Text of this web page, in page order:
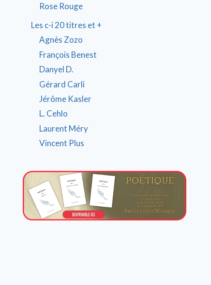
Rose Rouge
Les c-i 20 titres et +
Agnès Zozo
François Benest
Danyel D.
Gérard Carli
Jérôme Kasler
L. Cehlo
Laurent Méry
Vincent Plus